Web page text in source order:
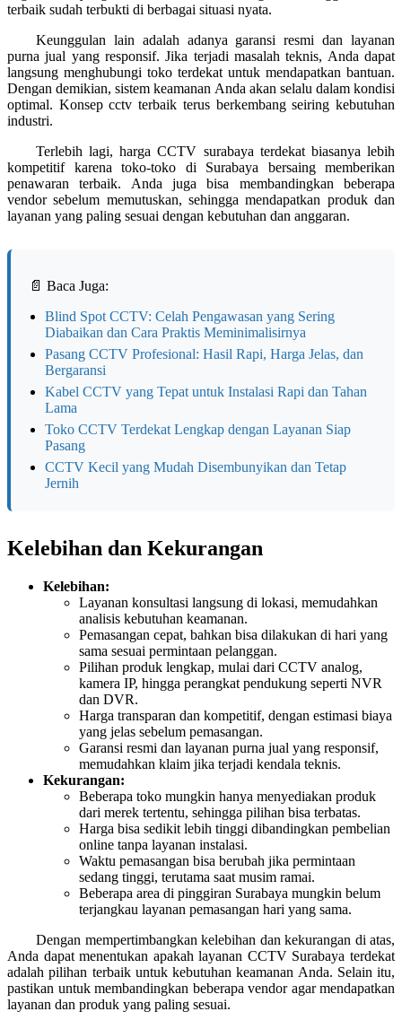
terbaik sudah terbukti di berbagai situasi nyata.
Keunggulan lain adalah adanya garansi resmi dan layanan
purna jual yang responsif. Jika terjadi masalah teknis, Anda dapat
langsung menghubungi toko terdekat untuk mendapatkan bantuan.
Dengan demikian, sistem keamanan Anda akan selalu dalam kondisi
optimal. Konsep cctv terbaik terus berkembang seiring kebutuhan
industri.
Terlebih lagi, harga CCTV surabaya terdekat biasanya lebih
kompetitif karena toko-toko di Surabaya bersaing memberikan
penawaran terbaik. Anda juga bisa membandingkan beberapa
vendor sebelum memutuskan, sehingga mendapatkan produk dan
layanan yang paling sesuai dengan kebutuhan dan anggaran.
📄 Baca Juga:
Blind Spot CCTV: Celah Pengawasan yang Sering
Diabaikan dan Cara Praktis Meminimalisirnya
Pasang CCTV Profesional: Hasil Rapi, Harga Jelas, dan
Bergaransi
Kabel CCTV yang Tepat untuk Instalasi Rapi dan Tahan
Lama
Toko CCTV Terdekat Lengkap dengan Layanan Siap
Pasang
CCTV Kecil yang Mudah Disembunyikan dan Tetap
Jernih
Kelebihan dan Kekurangan
Kelebihan:
Layanan konsultasi langsung di lokasi, memudahkan
analisis kebutuhan keamanan.
Pemasangan cepat, bahkan bisa dilakukan di hari yang
sama sesuai permintaan pelanggan.
Pilihan produk lengkap, mulai dari CCTV analog,
kamera IP, hingga perangkat pendukung seperti NVR
dan DVR.
Harga transparan dan kompetitif, dengan estimasi biaya
yang jelas sebelum pemasangan.
Garansi resmi dan layanan purna jual yang responsif,
memudahkan klaim jika terjadi kendala teknis.
Kekurangan:
Beberapa toko mungkin hanya menyediakan produk
dari merek tertentu, sehingga pilihan bisa terbatas.
Harga bisa sedikit lebih tinggi dibandingkan pembelian
online tanpa layanan instalasi.
Waktu pemasangan bisa berubah jika permintaan
sedang tinggi, terutama saat musim ramai.
Beberapa area di pinggiran Surabaya mungkin belum
terjangkau layanan pemasangan hari yang sama.
Dengan mempertimbangkan kelebihan dan kekurangan di atas,
Anda dapat menentukan apakah layanan CCTV Surabaya terdekat
adalah pilihan terbaik untuk kebutuhan keamanan Anda. Selain itu,
pastikan untuk membandingkan beberapa vendor agar mendapatkan
layanan dan produk yang paling sesuai.